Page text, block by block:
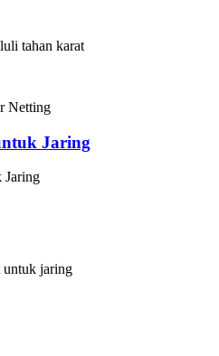
tahan karat
Jaring
Jaring
jaring